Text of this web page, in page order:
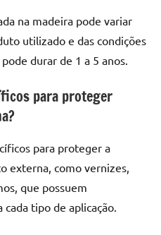
na madeira pode variar
utilizado e das condições
durar de 1 a 5 anos.
para proteger
para proteger a
externa, como vernizes,
que possuem
tipo de aplicação.